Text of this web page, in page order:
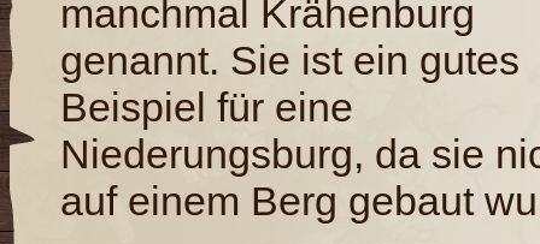
manchmal Krähenburg
genannt. Sie ist ein gutes
Beispiel für eine
Niederungsburg, da sie
auf einem Berg gebaut